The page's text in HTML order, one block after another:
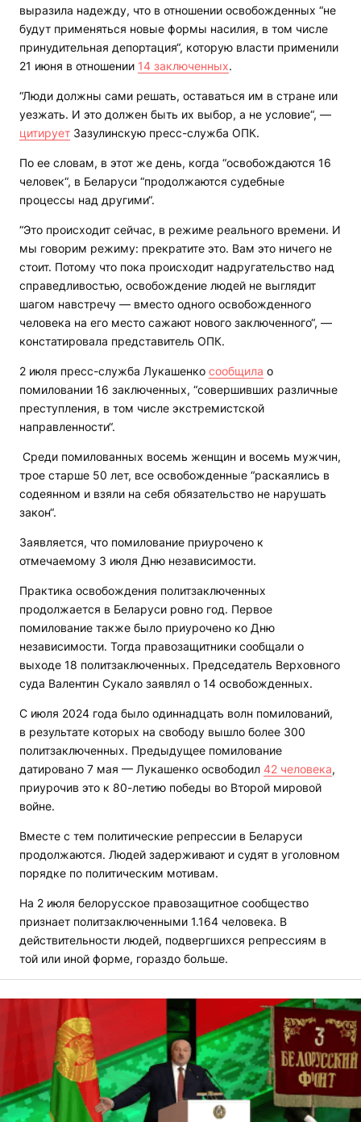
выразила надежду, что в отношении освобожденных “не
будут применяться новые формы насилия, в том числе
принудительная депортация“, которую власти применили
21 июня в отношении 14 заключенных.
“Люди должны сами решать, оставаться им в стране или
уезжать. И это должен быть их выбор, а не условие“, —
цитирует Зазулинскую пресс-служба ОПК.
По ее словам, в этот же день, когда “освобождаются 16
человек“, в Беларуси “продолжаются судебные
процессы над другими“.
“Это происходит сейчас, в режиме реального времени. И
мы говорим режиму: прекратите это. Вам это ничего не
стоит. Потому что пока происходит надругательство над
справедливостью, освобождение людей не выглядит
шагом навстречу — вместо одного освобожденного
человека на его место сажают нового заключенного“, —
констатировала представитель ОПК.
2 июля пресс-служба Лукашенко сообщила о
помиловании 16 заключенных, “совершивших различные
преступления, в том числе экстремистской
направленности“.
Среди помилованных восемь женщин и восемь мужчин,
трое старше 50 лет, все освобожденные “раскаялись в
содеянном и взяли на себя обязательство не нарушать
закон“.
Заявляется, что помилование приурочено к
отмечаемому 3 июля Дню независимости.
Практика освобождения политзаключенных
продолжается в Беларуси ровно год. Первое
помилование также было приурочено ко Дню
независимости. Тогда правозащитники сообщали о
выходе 18 политзаключенных. Председатель Верховного
суда Валентин Сукало заявлял о 14 освобожденных.
С июля 2024 года было одиннадцать волн помилований,
в результате которых на свободу вышло более 300
политзаключенных. Предыдущее помилование
датировано 7 мая — Лукашенко освободил 42 человека,
приурочив это к 80-летию победы во Второй мировой
войне.
Вместе с тем политические репрессии в Беларуси
продолжаются. Людей задерживают и судят в уголовном
порядке по политическим мотивам.
На 2 июля белорусское правозащитное сообщество
признает политзаключенными 1.164 человека. В
действительности людей, подвергшихся репрессиям в
той или иной форме, гораздо больше.